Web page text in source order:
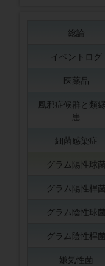
総論
イベントログ
医薬品
風邪症候群と類
患
細菌感染症
グラム陽性球菌
グラム陽性桿菌
グラム陰性球菌
グラム陰性桿菌
嫌気性菌